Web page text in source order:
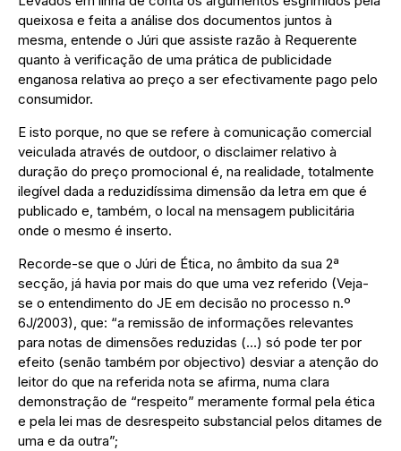
queixosa e feita a análise dos documentos juntos à
mesma, entende o Júri que assiste razão à Requerente
quanto à verificação de uma prática de publicidade
enganosa relativa ao preço a ser efectivamente pago pelo
consumidor.
E isto porque, no que se refere à comunicação comercial
veiculada através de outdoor, o disclaimer relativo à
duração do preço promocional é, na realidade, totalmente
ilegível dada a reduzidíssima dimensão da letra em que é
publicado e, também, o local na mensagem publicitária
onde o mesmo é inserto.
Recorde-se que o Júri de Ética, no âmbito da sua 2ª
secção, já havia por mais do que uma vez referido (Veja-
se o entendimento do JE em decisão no processo n.º
6J/2003), que: “a remissão de informações relevantes
para notas de dimensões reduzidas (…) só pode ter por
efeito (senão também por objectivo) desviar a atenção do
leitor do que na referida nota se afirma, numa clara
demonstração de “respeito” meramente formal pela ética
e pela lei mas de desrespeito substancial pelos ditames de
uma e da outra”;